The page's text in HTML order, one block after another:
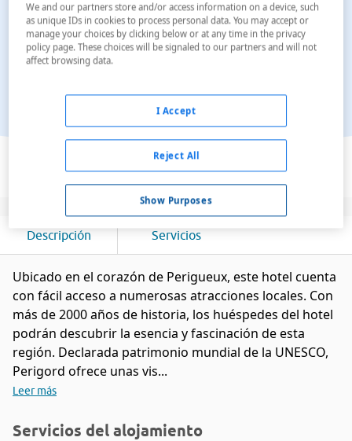
Ver en el mapa
Descripción Servicios
Ubicado en el corazón de Perigueux, este hotel cuenta
con fácil acceso a numerosas atracciones locales. Con
más de 2000 años de historia, los huéspedes del hotel
podrán descubrir la esencia y fascinación de esta
región. Declarada patrimonio mundial de la UNESCO,
Perigord ofrece unas vis...
Leer más
Servicios del alojamiento
We and our partners store and/or access information on a device, such
as unique IDs in cookies to process personal data. You may accept or
manage your choices by clicking below or at any time in the privacy
policy page. These choices will be signaled to our partners and will not
affect browsing data.
Show Purposes
Reject All
I Accept